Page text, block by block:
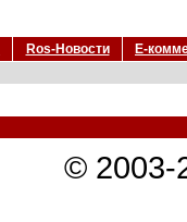
Ros-Новости
Е-
©